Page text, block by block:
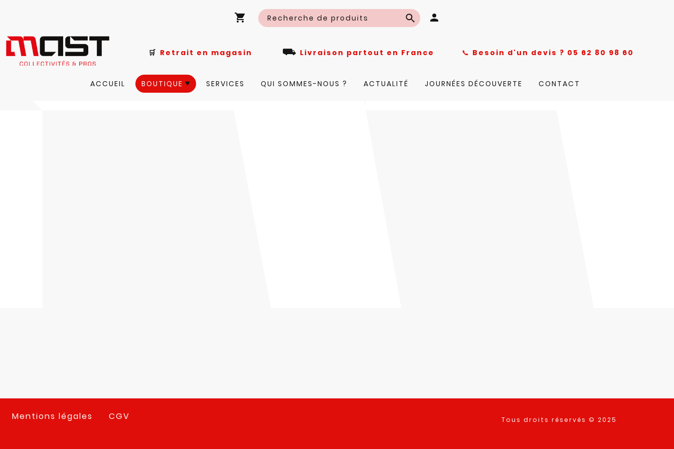
🛒 Retrait en magasin ⛟ Livraison partout en France 📞 Besoin d'un devis ? 05 62 80 98 60
ACCUEIL BOUTIQUE SERVICES QUI SOMMES-NOUS ? ACTUALITÉ JOURNÉES DÉCOUVERTE CONTACT
Mentions légales CGV Tous droits réservés © 2025